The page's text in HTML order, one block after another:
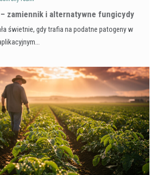
– zamiennik i alternatywne fungicydy
świetnie, gdy trafia na podatne patogeny w